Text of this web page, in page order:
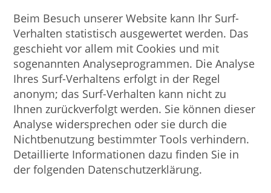
Beim Besuch unserer Website kann Ihr Surf-
Verhalten statistisch ausgewertet werden. Das
geschieht vor allem mit Cookies und mit
sogenannten Analyseprogrammen. Die Analyse
Ihres Surf-Verhaltens erfolgt in der Regel
anonym; das Surf-Verhalten kann nicht zu
Ihnen zurückverfolgt werden. Sie können dieser
Analyse widersprechen oder sie durch die
Nichtbenutzung bestimmter Tools verhindern.
Detaillierte Informationen dazu finden Sie in
der folgenden Datenschutzerklärung.